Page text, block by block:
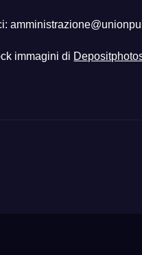
immagini di